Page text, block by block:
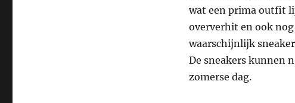
wat een prima outfit
oververhit en ook
waarschijnlijk
De sneakers kunnen
zomerse dag.